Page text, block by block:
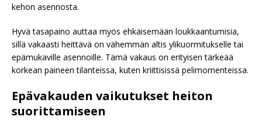
kehon asennosta.
Hyvä tasapaino auttaa myös ehkäisemään loukkaantumisia,
sillä vakaasti heittävä on vähemmän altis ylikuormitukselle tai
epämukaville asennoille. Tämä vakaus on erityisen tärkeää
korkean paineen tilanteissa, kuten kriittisissä pelimomenteissa.
Epävakauden vaikutukset heiton
suorittamiseen